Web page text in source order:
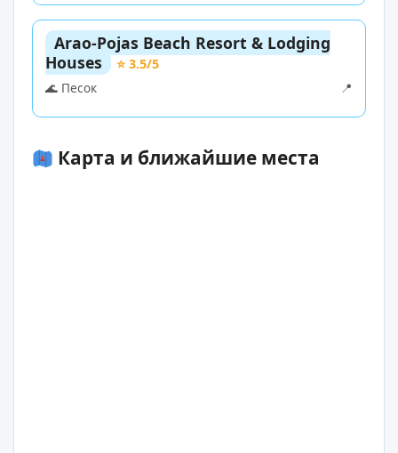
Arao-Pojas Beach Resort & Lodging
Houses
⭐ 3.5/5
🌊 Песок
📍
Карта и ближайшие места